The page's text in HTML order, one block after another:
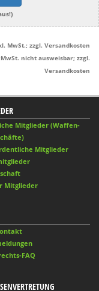
MwSt.; zzgl. Versandkosten
nicht ausweisbar; zzgl.
Versandkosten
Mitglieder (Waffen-
Mitglieder
Mitglieder
FAQ